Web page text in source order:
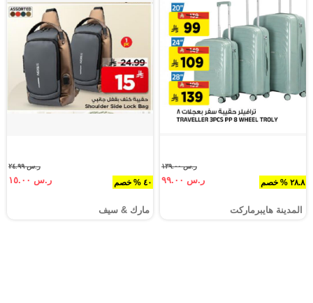
٢٨.٨ % خصم
ر.س ١٣٩.٠٠
ر.س ٩٩.٠٠
المدينة هايبرماركت
٤٠ % خصم
ر.س ٢٤.٩٩
ر.س ١٥.٠٠
مارك & سيف